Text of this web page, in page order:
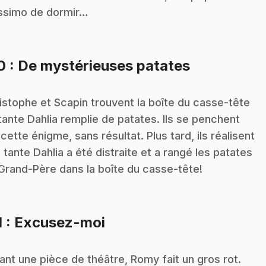
de dormir…
: De mystérieuses patates.
et Scapin trouvent la boîte du casse-tête
Dahlia remplie de patates. Ils se penchent
énigme, sans résultat. Plus tard, ils réalisent
tante Dahlia a été distraite et a rangé les patates
Père dans la boîte du casse-tête!
: Excusez-moi
une pièce de théâtre, Romy fait un gros rot.